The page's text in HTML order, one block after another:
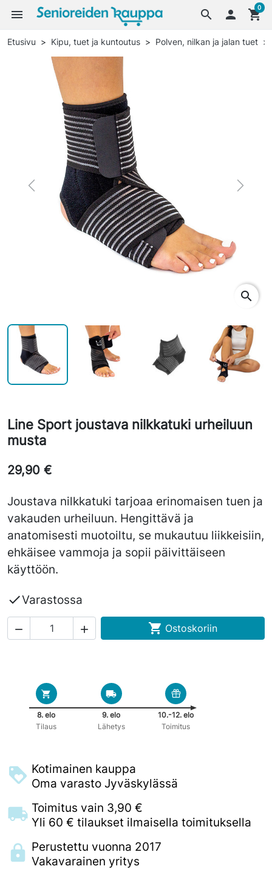
search
menu  shopping_cart
0
Etusivu Kipu, tuet ja kuntoutus Polven, nilkan ja jalan tuet
Previous Next
search
Line Sport joustava nilkkatuki urheiluun
musta
29,90 €
Joustava nilkkatuki tarjoaa erinomaisen tuen ja
vakauden urheiluun. Hengittävä ja
anatomisesti muotoiltu, se mukautuu liikkeisiin,
ehkäisee vammoja ja sopii päivittäiseen
käyttöön.
Varastossa
   Ostoskoriin
8. elo
Tilaus
9. elo
Lähetys
10.-12. elo
Toimitus
Kotimainen kauppa
Oma varasto Jyväskylässä
Toimitus vain 3,90 €
Yli 60 € tilaukset ilmaisella toimituksella
Perustettu vuonna 2017
Vakavarainen yritys